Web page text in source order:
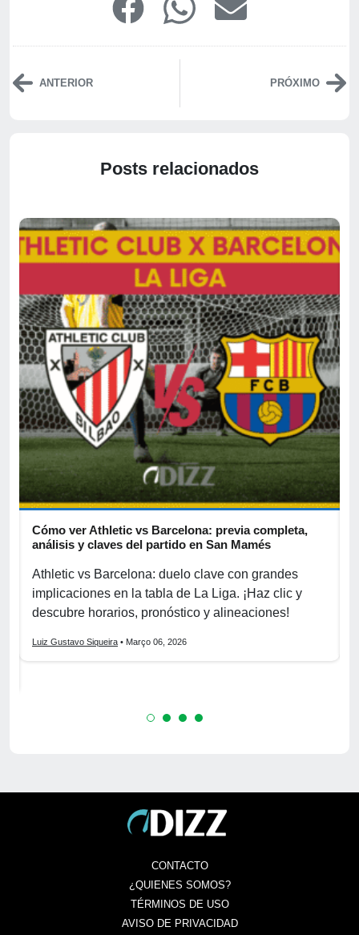
ANTERIOR PRÓXIMO
Posts relacionados
Cómo ver Athletic vs Barcelona: previa completa,
análisis y claves del partido en San Mamés
Athletic vs Barcelona: duelo clave con grandes
implicaciones en la tabla de La Liga. ¡Haz clic y
descubre horarios, pronóstico y alineaciones!
Luiz Gustavo Siqueira • Março 06, 2026
CONTACTO
¿QUIENES SOMOS?
TÉRMINOS DE USO
AVISO DE PRIVACIDAD